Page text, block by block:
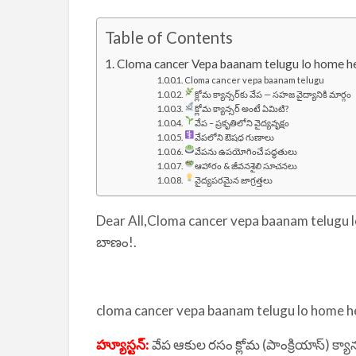
Table of Contents
Cloma cancer Vepa baanam telugu lo
Cloma cancer vepa baanam telugu
క్లోమ క్యాన్సర్‌కు వేప — సహజ వైద్యానికి మార్గం
క్లోమ క్యాన్సర్ అంటే ఏమిటి?
వేప – ప్రకృతిలోని వైద్యవృక్షం
వేపలోని ఔషధ గుణాలు
వేపను ఉపయోగించే పద్ధతులు
ఆహారం & జీవనశైలి సూచనలు
వైద్యపరమైన జాగ్రత్తలు
Dear All,Cloma cancer vepa baanam
బాణం!.
cloma cancer vepa baanam telugu lo
హ్యూస్టన్‌:వేప ఆకుల రసం క్లోమ (పాంక్రియాస్‌)